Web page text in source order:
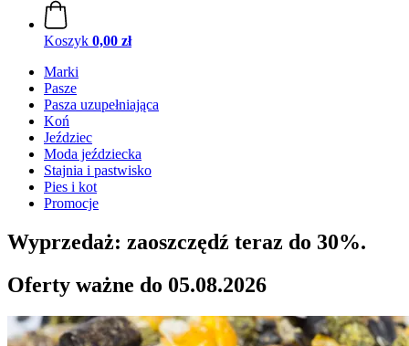
Koszyk 0,00 zł
Marki
Pasze
Pasza uzupełniająca
Koń
Jeździec
Moda jeździecka
Stajnia i pastwisko
Pies i kot
Promocje
Wyprzedaż: zaoszczędź teraz do 30%.
Oferty ważne do 05.08.2026